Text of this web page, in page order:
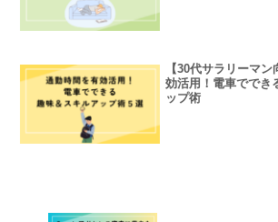
【30代サラリーマ
効活用！電車ででき
ップ術